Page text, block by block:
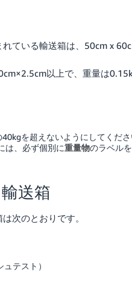
ている輸送箱は、50cm x
以上で、重量は
を超えないようにしてくだ
は、必ず個別に重量物のラベル
送箱
次のとおりです。
テスト）